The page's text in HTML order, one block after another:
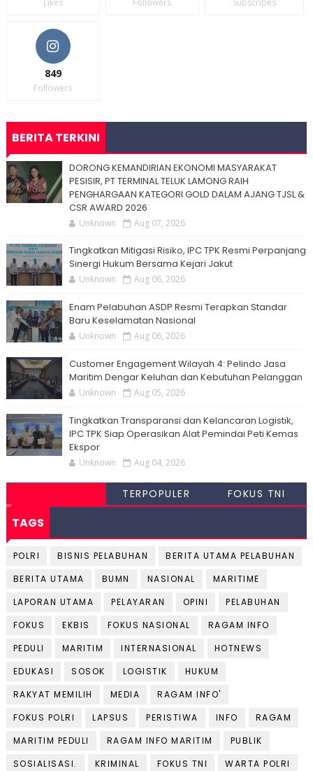
Likes Followers Subscribes
849
Followers
BERITA TERKINI
DORONG KEMANDIRIAN EKONOMI MASYARAKAT
PESISIR, PT TERMINAL TELUK LAMONG RAIH
PENGHARGAAN KATEGORI GOLD DALAM AJANG TJSL &
CSR AWARD 2026
Unknown Aug 07, 2026
Tingkatkan Mitigasi Risiko, IPC TPK Resmi Perpanjang
Sinergi Hukum Bersama Kejari Jakut
Unknown Aug 06, 2026
Enam Pelabuhan ASDP Resmi Terapkan Standar
Baru Keselamatan Nasional
Unknown Aug 06, 2026
Customer Engagement Wilayah 4: Pelindo Jasa
Maritim Dengar Keluhan dan Kebutuhan Pelanggan
Unknown Aug 05, 2026
Tingkatkan Transparansi dan Kelancaran Logistik,
IPC TPK Siap Operasikan Alat Pemindai Peti Kemas
Ekspor
Unknown Aug 04, 2026
TERPOPULER FOKUS TNI
TAGS
POLRI BISNIS PELABUHAN
BERITA UTAMA PELABUHAN
BERITA UTAMA
BUMN NASIONAL
MARITIME
LAPORAN UTAMA
PELAYARAN OPINI
PELABUHAN
FOKUS
EKBIS FOKUS NASIONAL
RAGAM INFO
PEDULI
MARITIM INTERNASIONAL
HOTNEWS
EDUKASI
SOSOK LOGISTIK
HUKUM
RAKYAT MEMILIH
MEDIA
RAGAM INFO'
FOKUS POLRI
LAPSUS PERISTIWA INFO
RAGAM
MARITIM PEDULI
RAGAM INFO MARITIM
PUBLIK
SOSIALISASI.
KRIMINAL FOKUS TNI
WARTA POLRI